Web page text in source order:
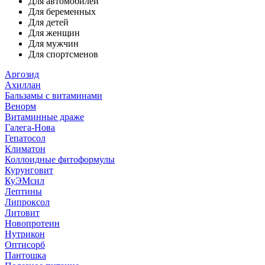
Для беременных
Для детей
Для женщин
Для мужчин
Для спортсменов
Аргозид
Ахиллан
Бальзамы с витаминами
Венорм
Витаминные драже
Галега-Нова
Гепатосол
Климатон
Коллоидные фитоформулы
Курунговит
КуЭМсил
Лептины
Липроксол
Литовит
Новопротеин
Нутрикон
Оптисорб
Пантошка